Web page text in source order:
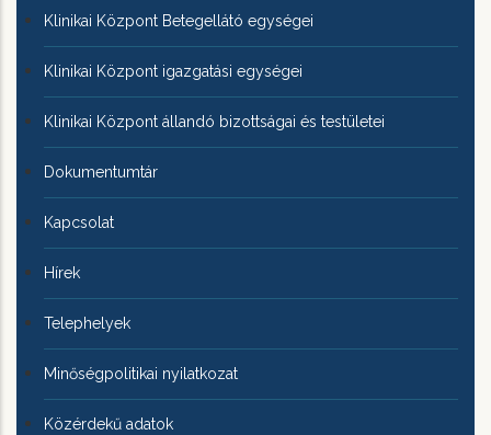
Klinikai Központ Betegellátó egységei
Klinikai Központ igazgatási egységei
Klinikai Központ állandó bizottságai és testületei
Dokumentumtár
Kapcsolat
Hírek
Telephelyek
Minőségpolitikai nyilatkozat
Közérdekű adatok